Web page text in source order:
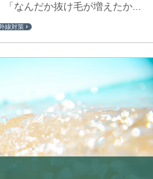
なんだか抜け毛が増えたか...
線対策